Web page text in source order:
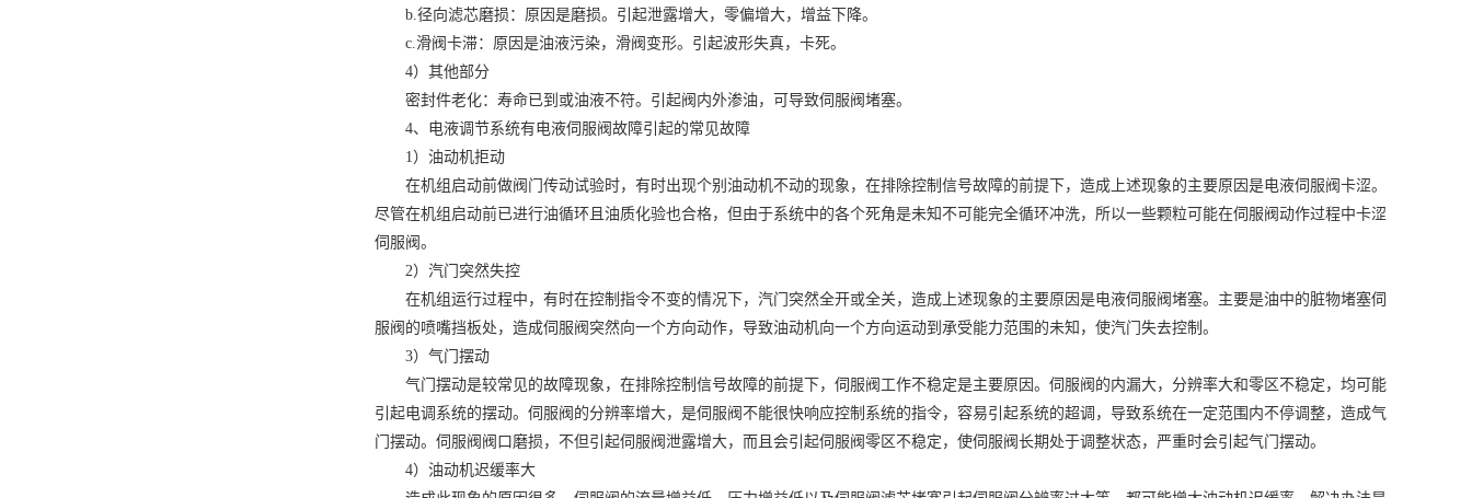
引起电调系统的摆动。伺服阀的分辨率增大，是伺服阀不能很快响应控制系统的指令，容易引起系统的超调，导致系统在一定范围内不停调整，造成气
门摆动。伺服阀阀口磨损，不但引起伺服阀泄露增大，而且会引起伺服阀零区不稳定，使伺服阀长期处于调整状态，严重时会引起气门摆动。
4）油动机迟缓率大
造成此现象的原因很多，伺服阀的流量增益低，压力增益低以及伺服阀滤芯堵塞引起伺服阀分辨率过大等，都可能增大油动机迟缓率。解决办法是
严格控制燃烧油质，定期检查伺服阀。
5）油动机关不到位
在控制信号和机械部分没有问题的前提下，造成油动机关不到位的主要原因为伺服阀的零偏不对。
5、运行中抗燃油的维护
系统的结构设计：汽轮机调速系统的结构对抗燃油的使用寿命有直接的影响，因此，系统设计应考虑以下因素：
1）系统应安全可靠。抗燃油应采用独立的管路系统，以免矿物油、水分、等泄露至燃油中造成污染。系统管路中尽量减少死角，以利于冲洗系
2）油箱容量大小适宜，油箱用于储存系统的全部用油，同时还起着分离空气和机械杂质的作用。如果油箱容量设计过小，抗燃油在油箱中停留时
间短，起不到分离作用，会加速油质劣化，缩短抗燃油的使用寿命。
结束语：
建议今后应定期对伺服阀进行更换并送到权威机构进行必要的检测和校验，以防止因伺服阀故障而导致阀门摆动及负荷波形等不安全因素的发生；
其次应对液压油进行定期检测，定期滤油，以保证机组安全稳定运行。